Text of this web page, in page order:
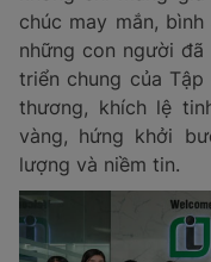
chúc may mắn,
những con người
triển chung của
thương, khích lệ
vàng, hứng khởi
lượng và niềm tin.